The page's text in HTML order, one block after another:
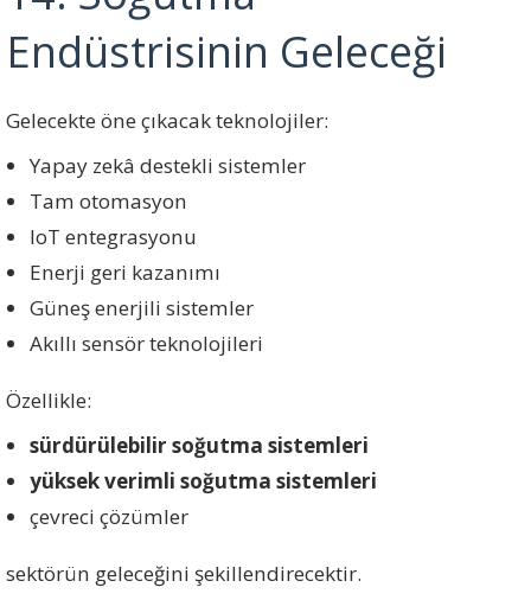
Endüstrisinin Geleceği
Gelecekte öne çıkacak teknolojiler:
Yapay zekâ destekli sistemler
Tam otomasyon
IoT entegrasyonu
Enerji geri kazanımı
Güneş enerjili sistemler
Akıllı sensör teknolojileri
Özellikle:
sürdürülebilir soğutma sistemleri
yüksek verimli soğutma sistemleri
çevreci çözümler
sektörün geleceğini şekillendirecektir.